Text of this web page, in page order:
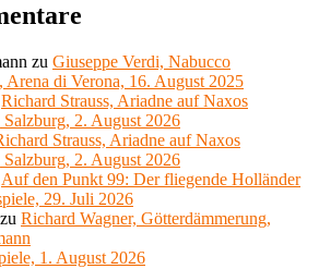
zu Giuseppe Verdi, Nabucco
Arena di Verona, 16. August 2025
Richard Strauss, Ariadne auf Naxos
2. August 2026
Strauss, Ariadne auf Naxos
2. August 2026
Auf den Punkt 99: Der fliegende Holländer
29. Juli 2026
Richard Wagner, Götterdämmerung,
1. August 2026